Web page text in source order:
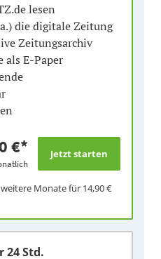
lesen
die digitale Zeitung
Zeitungsarchiv
als E-Paper
€*
weitere Monate für 14,90 €
24 Std.